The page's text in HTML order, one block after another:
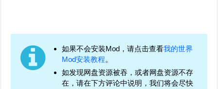
如果不会安装Mod，请点击查看我的世界
Mod安装教程。
如发现网盘资源被吞，或者网盘资源不存
在，请在下方评论中说明，我们将会尽快